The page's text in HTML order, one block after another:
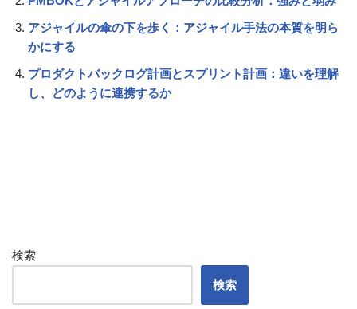
アジャイルの傘の下を歩く：アジャイル手法の本質を明ら
かにする
プロダクトバックログ計画とスプリント計画：違いを理解
し、どのように連携するか
検索
検索